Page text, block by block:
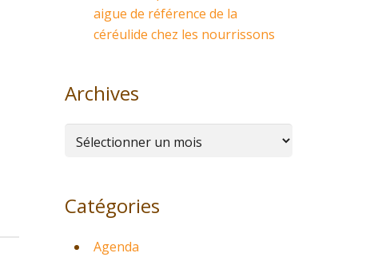
aigue de référence de la
céréulide chez les nourrissons
Archives
Archives
Catégories
Agenda